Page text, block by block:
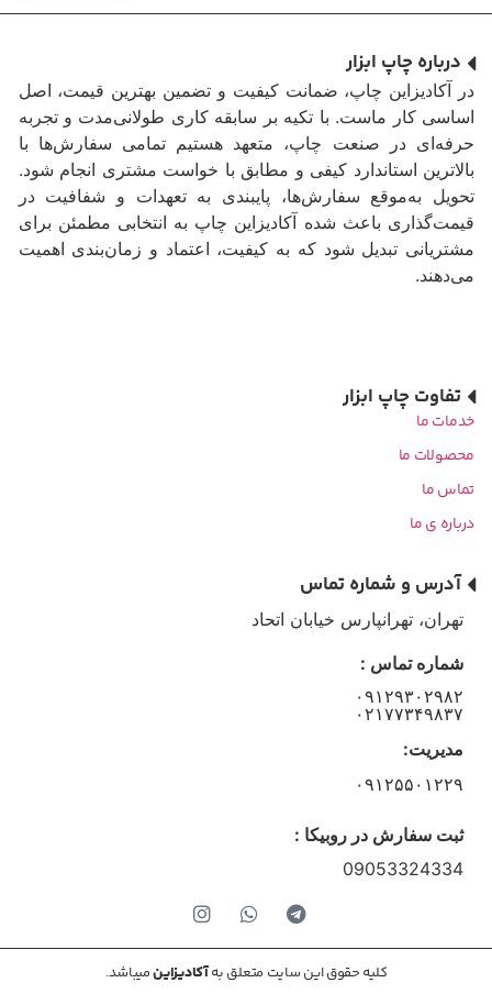
درباره چاپ ابزار
در آکادیزاین چاپ، ضمانت کیفیت و تضمین بهترین قیمت، اصل
اساسی کار ماست. با تکیه بر سابقه کاری طولانی‌مدت و تجربه
حرفه‌ای در صنعت چاپ، متعهد هستیم تمامی سفارش‌ها با
بالاترین استاندارد کیفی و مطابق با خواست مشتری انجام شود.
تحویل به‌موقع سفارش‌ها، پایبندی به تعهدات و شفافیت در
قیمت‌گذاری باعث شده آکادیزاین چاپ به انتخابی مطمئن برای
مشتریانی تبدیل شود که به کیفیت، اعتماد و زمان‌بندی اهمیت
می‌دهند.
تفاوت چاپ ابزار
خدمات ما
محصولات ما
تماس ما
درباره ی ما
آدرس و شماره تماس
تهران، تهرانپارس خیابان اتحاد
شماره تماس :
۰۹۱۲۹۳۰۲۹۸۲
۰۲۱۷۷۳۴۹۸۳۷
مدیریت:
۰۹۱۲۵۵۰۱۲۲۹
ثبت سفارش در روبیکا :
09053324334
کلیه حقوق این سایت متعلق بهآکادیزاینمیباشد.